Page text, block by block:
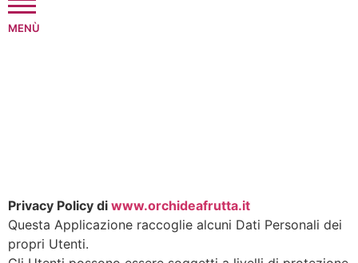
Privacy Policy di www.orchideafrutta.it
Questa Applicazione raccoglie alcuni Dati Personali dei
propri Utenti.